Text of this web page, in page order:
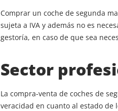
Comprar un coche de segunda
sujeta a IVA y además no es
gestoría, en caso de que sea
Sector
La compra-venta de coches de
veracidad en cuanto al estado de